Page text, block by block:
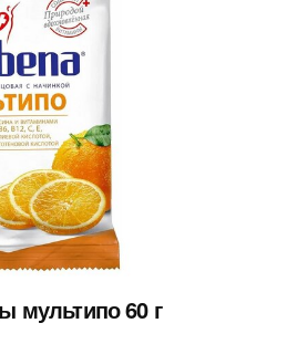
мультипо 60 г